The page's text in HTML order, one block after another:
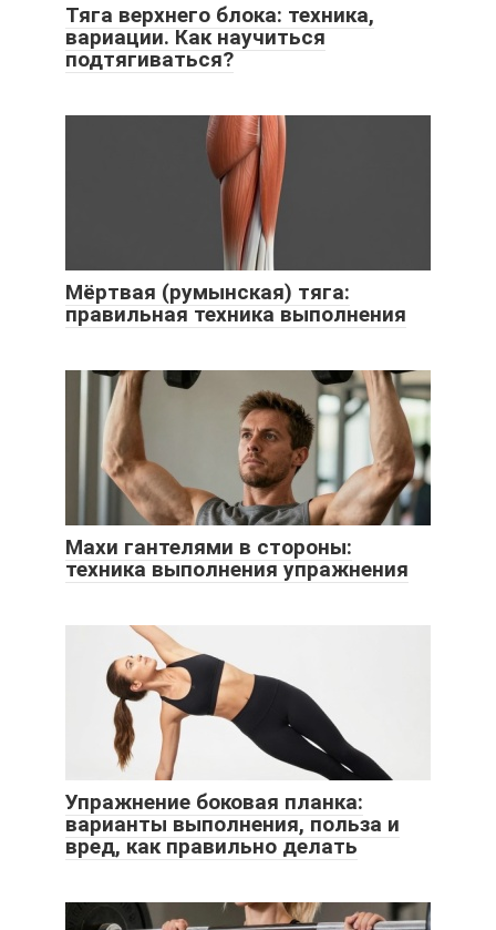
Тяга верхнего блока: техника,
вариации. Как научиться
подтягиваться?
Мёртвая (румынская) тяга:
правильная техника выполнения
Махи гантелями в стороны:
техника выполнения упражнения
Упражнение боковая планка:
варианты выполнения, польза и
вред, как правильно делать